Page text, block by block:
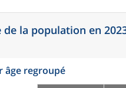
la population en
âge regroupé